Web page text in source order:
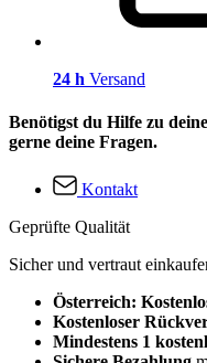
24 h Versand
Benötigst du Hilfe zu
gerne deine Fragen.
Kontakt
Geprüfte Qualität
Sicher und vertraut
Österreich:
Kostenloser
Mindestens 1